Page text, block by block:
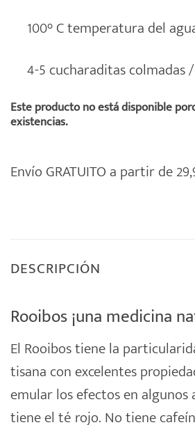
100° C temperatura del
4-5 cucharaditas colmadas
Este producto no está disponible
existencias.
Envío GRATUITO a partir de
DESCRIPCIÓN
Rooibos ¡una medicina
El Rooibostiene la
tisana con excelentes
emular los efectos en algunos
tiene el té rojo. No tiene